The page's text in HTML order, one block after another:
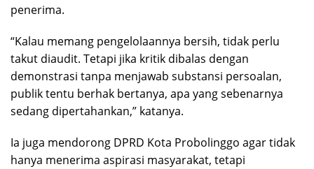
penerima.
“Kalau memang pengelolaannya bersih, tidak perlu
takut diaudit. Tetapi jika kritik dibalas dengan
demonstrasi tanpa menjawab substansi persoalan,
publik tentu berhak bertanya, apa yang sebenarnya
sedang dipertahankan,” katanya.
Ia juga mendorong DPRD Kota Probolinggo agar tidak
hanya menerima aspirasi masyarakat, tetapi